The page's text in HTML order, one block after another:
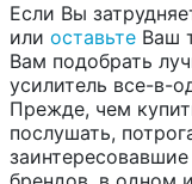
Если Вы
или оставьте Ваш
Вам подобрать
усилитель все-в-
Прежде, чем
послушать,